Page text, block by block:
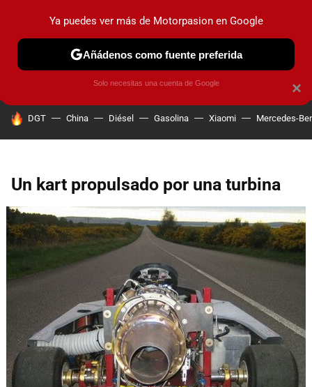
PRUEBAS COCHES ELÉCTRICOS OBSERVATORIO
HOY SE HABLA DE
DGT China Diésel Gasolina Xiaomi Mercedes-
Un kart propulsado por una turbina
×
Ya puedes ver más de Motorpasion en Google
Añádenos como fuente preferida
Solo necesitas una cuenta de Google